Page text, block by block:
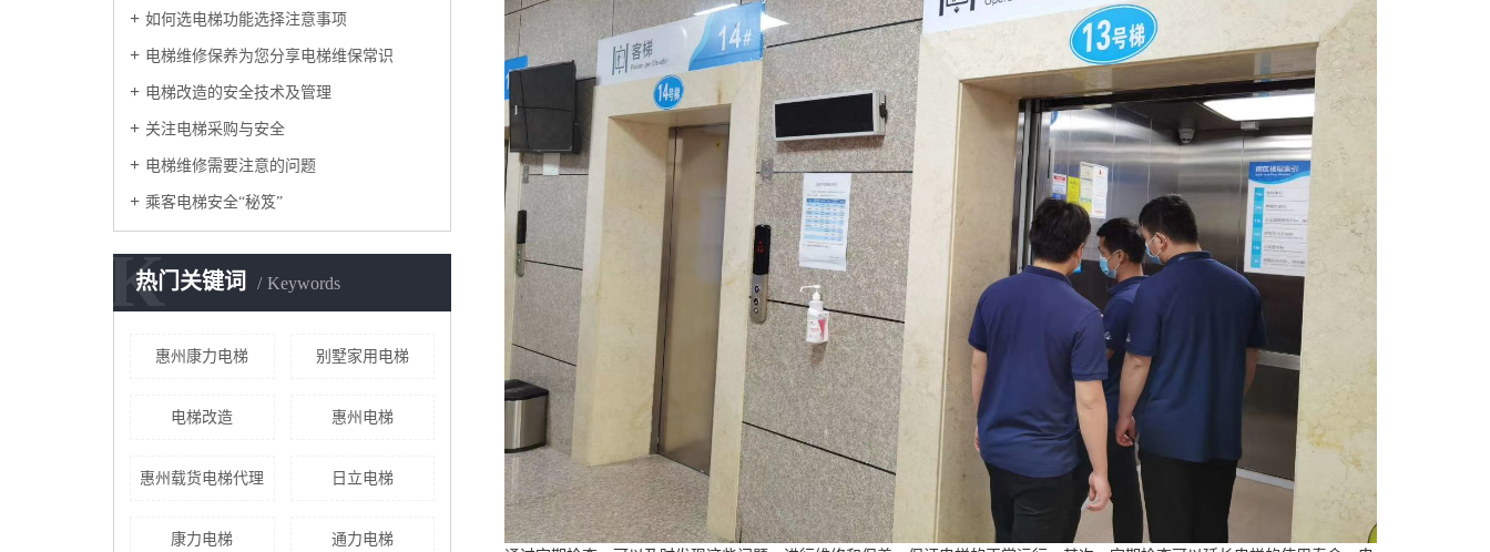
如何选电梯功能选择注意事项
电梯维修保养为您分享电梯维保常识
电梯改造的安全技术及管理
关注电梯采购与安全
电梯维修需要注意的问题
乘客电梯安全“秘笈”
热门关键词 Keywords
K
惠州康力电梯 别墅家用电梯
电梯改造 惠州电梯
惠州载货电梯代理 日立电梯
康力电梯 通力电梯